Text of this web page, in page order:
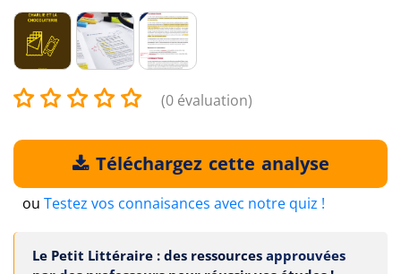
(0 évaluation)
Téléchargez cette analyse
ou Testez vos connaisances avec notre quiz !
Le Petit Littéraire : des ressources approuvées